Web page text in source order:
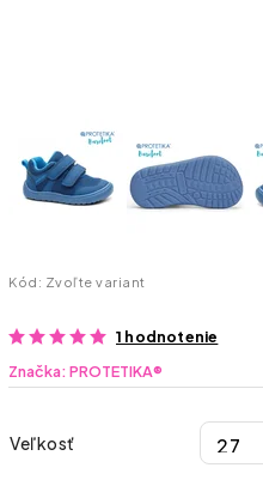
Kód: Zvoľte variant
1 hodnotenie
Značka:PROTETIKA®
Veľkosť